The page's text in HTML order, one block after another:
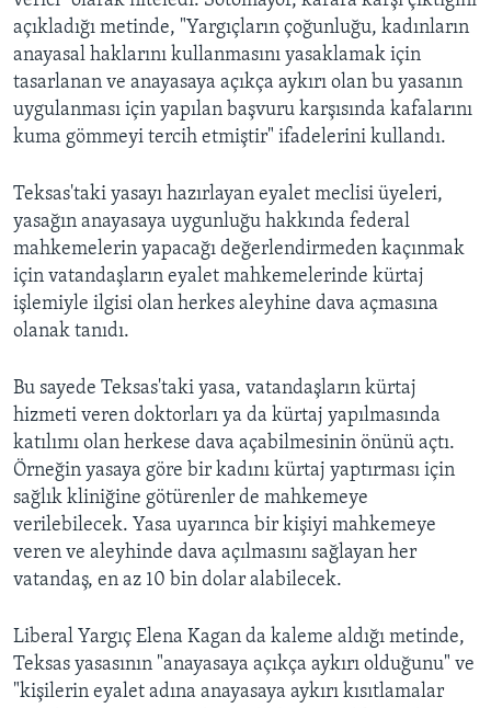
açıkladığı metinde, "Yargıçların çoğunluğu, kadınların
anayasal haklarını kullanmasını yasaklamak için
tasarlanan ve anayasaya açıkça aykırı olan bu yasanın
uygulanması için yapılan başvuru karşısında kafalarını
kuma gömmeyi tercih etmiştir" ifadelerini kullandı.
Teksas'taki yasayı hazırlayan eyalet meclisi üyeleri,
yasağın anayasaya uygunluğu hakkında federal
mahkemelerin yapacağı değerlendirmeden kaçınmak
için vatandaşların eyalet mahkemelerinde kürtaj
işlemiyle ilgisi olan herkes aleyhine dava açmasına
olanak tanıdı.
Bu sayede Teksas'taki yasa, vatandaşların kürtaj
hizmeti veren doktorları ya da kürtaj yapılmasında
katılımı olan herkese dava açabilmesinin önünü açtı.
Örneğin yasaya göre bir kadını kürtaj yaptırması için
sağlık kliniğine götürenler de mahkemeye
verilebilecek. Yasa uyarınca bir kişiyi mahkemeye
veren ve aleyhinde dava açılmasını sağlayan her
vatandaş, en az 10 bin dolar alabilecek.
Liberal Yargıç Elena Kagan da kaleme aldığı metinde,
Teksas yasasının "anayasaya açıkça aykırı olduğunu" ve
"kişilerin eyalet adına anayasaya aykırı kısıtlamalar